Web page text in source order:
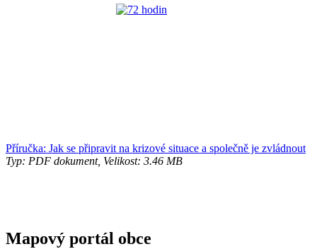
Příručka: Jak se připravit na krizové situace a společně je zvládnout
Typ: PDF dokument, Velikost: 3.46 MB
Mapový portál obce